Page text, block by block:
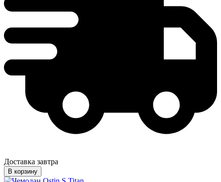
Доставка завтра
В корзину